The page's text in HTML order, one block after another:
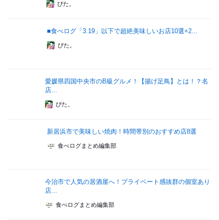
ぴた。
■食べログ「3.19」以下で超絶美味しいお店10選+2...
ぴた。
愛媛県四国中央市のB級グルメ！【揚げ足鳥】とは！？名
店...
ぴた。
新居浜市で美味しい焼肉！時間帯別のおすすめ店8選
食べログまとめ編集部
今治市で人気の居酒屋へ！プライベート感抜群の個室あり
店...
食べログまとめ編集部